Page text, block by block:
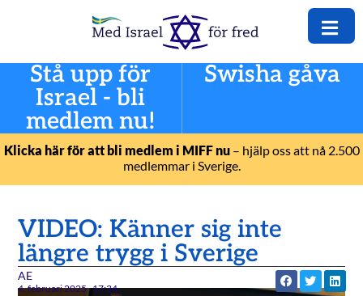
Stå upp för
Israel - bli
medlem nu!
Swisha gåva
Klicka här för att bli medlem i MIFF nu– hjälp oss att nå 2.500
medlemmar i Sverige.
VIDEO: Känner sig inte
längre trygg i Sverige
AE
4. februari 2025 17:34